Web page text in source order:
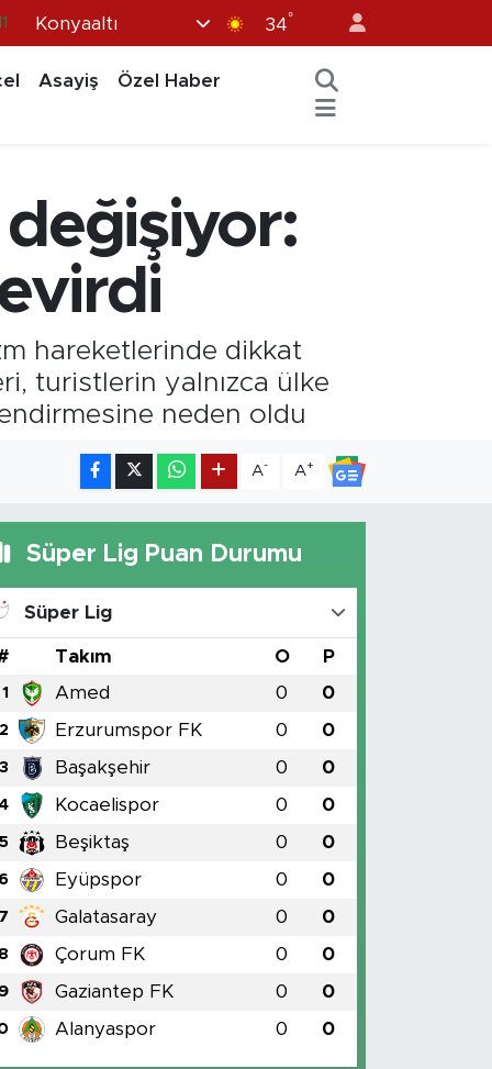
Konyaaltı 34°
Asayiş
Özel Haber
hareketlerinde dikkat
turistlerin yalnızca ülke
neden oldu
A- A+
Süper Lig Puan Durumu
Süper Lig
Takım O P
1 Amed 0 0
2 Erzurumspor FK 0 0
3 Başakşehir 0 0
Kocaelispor 0 0
5 Beşiktaş 0 0
6 Eyüpspor 0 0
7 Galatasaray 0 0
8 Çorum FK 0 0
9 Gaziantep FK 0 0
Alanyaspor 0 0